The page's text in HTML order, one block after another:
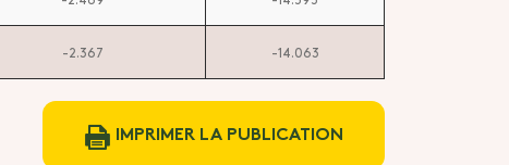
-2.367 -14.063
IMPRIMER LA PUBLICATION